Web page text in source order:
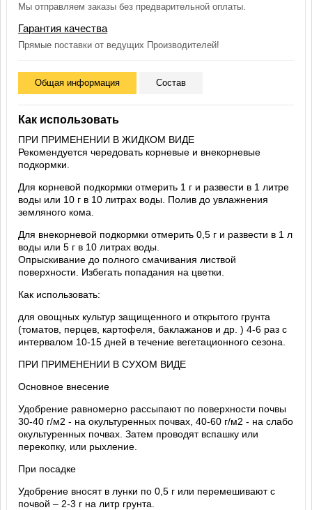
Мы отправляем заказы без предварительной оплаты.
Гарантия качества
Прямые поставки от ведущих Производителей!
Общая информация Состав
Как использовать
ПРИ ПРИМЕНЕНИИ В ЖИДКОМ ВИДЕ
Рекомендуется чередовать корневые и внекорневые
подкормки.
Для корневой подкормки отмерить 1 г и развести в 1 литре
воды или 10 г в 10 литрах воды. Полив до увлажнения
земляного кома.
Для внекорневой подкормки отмерить 0,5 г и развести в 1 л
воды или 5 г в 10 литрах воды.
Опрыскивание до полного смачивания листвой
поверхности. Избегать попадания на цветки.
Как использовать:
для овощных культур защищенного и открытого грунта
(томатов, перцев, картофеля, баклажанов и др. ) 4-6 раз с
интервалом 10-15 дней в течение вегетационного сезона.
ПРИ ПРИМЕНЕНИИ В СУХОМ ВИДЕ
Основное внесение
Удобрение равномерно рассыпают по поверхности почвы
30-40 г/м2 - на окультуренных почвах, 40-60 г/м2 - на слабо
окультуренных почвах. Затем проводят вспашку или
перекопку, или рыхление.
При посадке
Удобрение вносят в лунки по 0,5 г или перемешивают с
почвой – 2-3 г на литр грунта.